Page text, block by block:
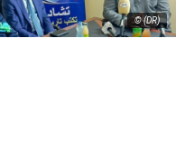
© (DR)